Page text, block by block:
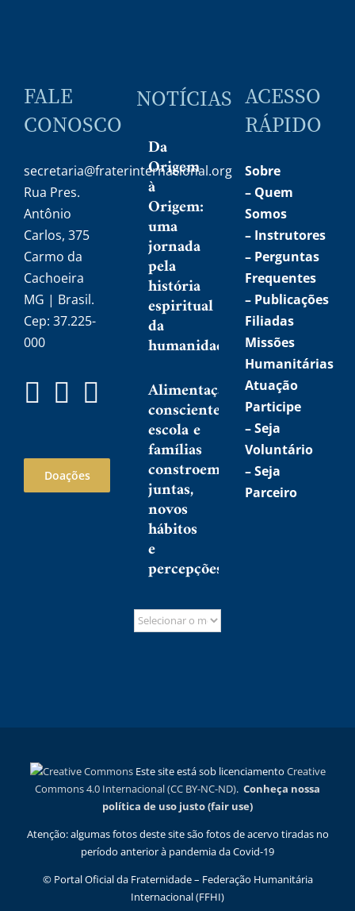
FALE
CONOSCO
secretaria@fraterinternacional.org
Rua Pres.
Antônio
Carlos, 375
Carmo da
Cachoeira
MG | Brasil.
Cep: 37.225-
000
Doações
NOTÍCIAS
Da
Origem
à
Origem:
uma
jornada
pela
história
espiritual
da
humanidade
Alimentação
consciente:
escola e
famílias
constroem,
juntas,
novos
hábitos
e
percepções
ACESSO
RÁPIDO
Sobre
– Quem
Somos
– Instrutores
– Perguntas
Frequentes
– Publicações
Filiadas
Missões
Humanitárias
Atuação
Participe
–Seja
Voluntário
–Seja
Parceiro
Este site está sob licenciamento Creative
Commons 4.0 Internacional (CC BY-NC-ND). Conheça nossa
política de uso justo (fair use)
Atenção: algumas fotos deste site são fotos de acervo tiradas no
período anterior à pandemia da Covid-19
© Portal Oficial da Fraternidade – Federação Humanitária
Internacional (FFHI)